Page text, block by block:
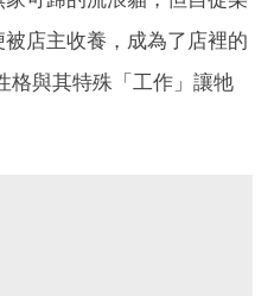
店主收養，成為了店裡的
格與其特殊「工作」讓牠